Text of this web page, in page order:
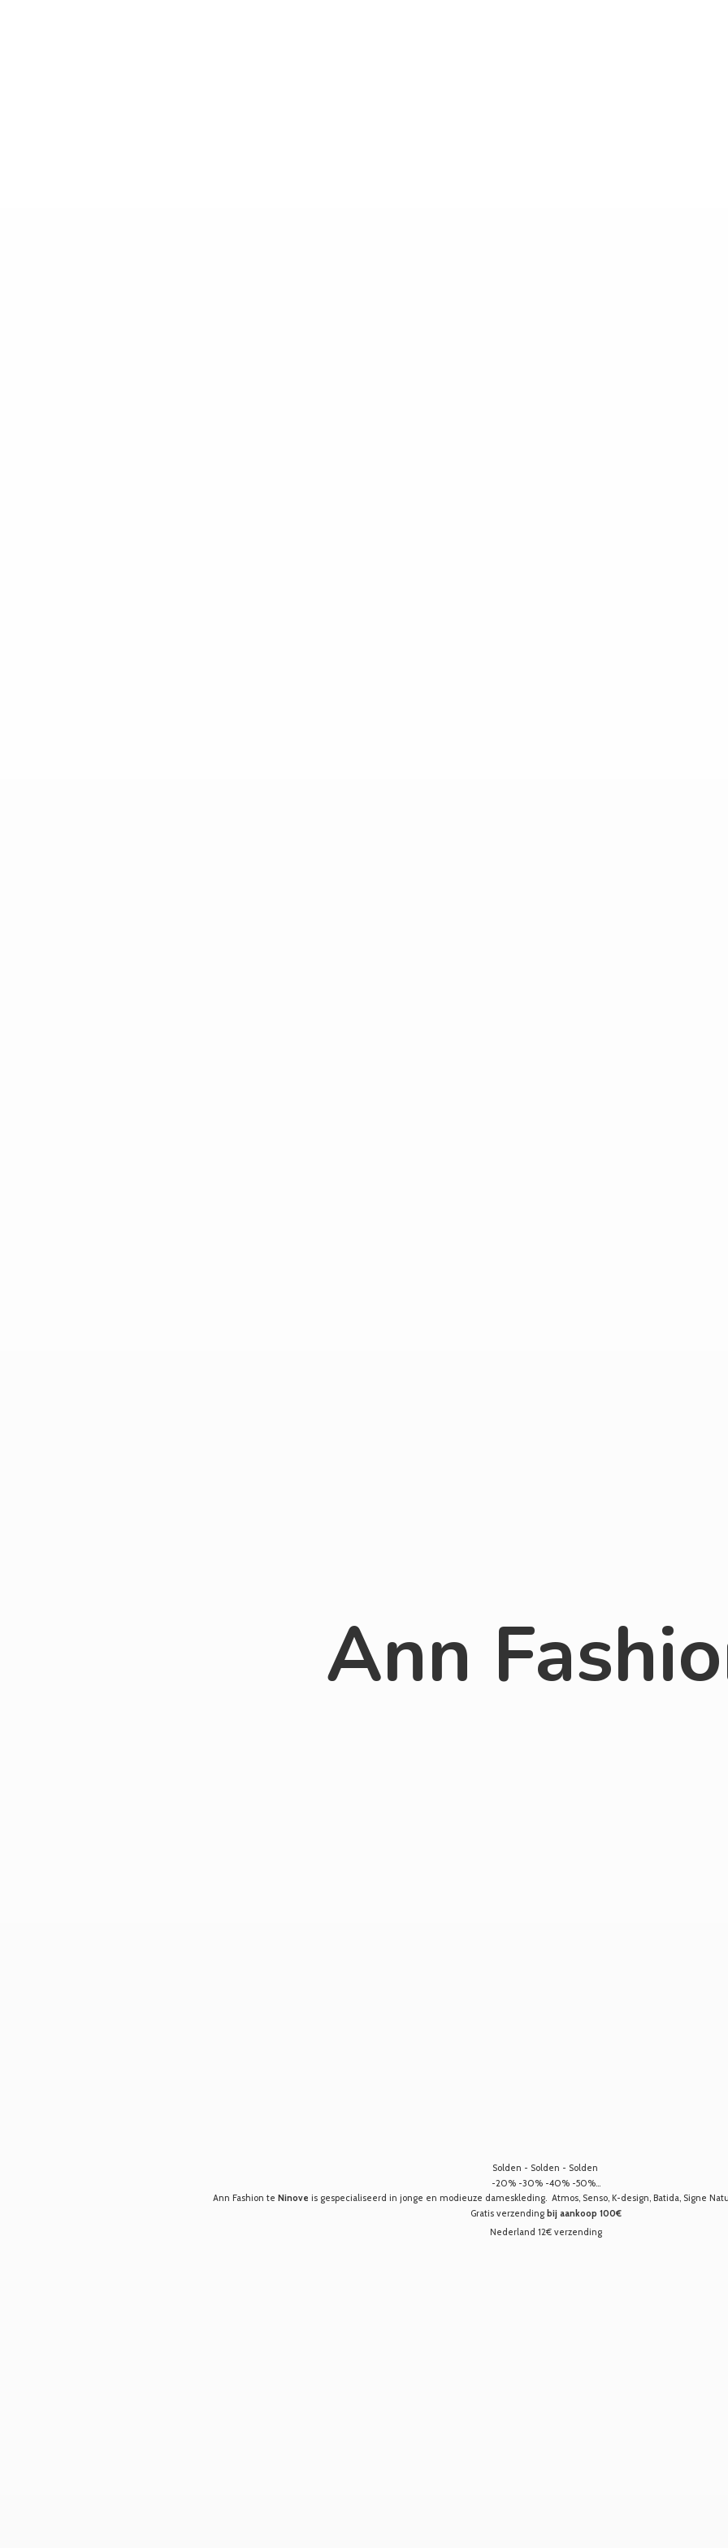
Ann
Solden - Solden - Solden
-20% -30% -40% -50%...
Ann Fashion te Ninove is gespecialiseerd in jonge en modieuze dameskleding. Atmos, Senso, K-design, Batida, Signe
Gratis verzending bij aankoop 100€
Nederland 12€ verzending